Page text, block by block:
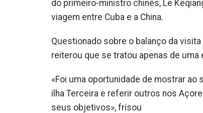
do primeiro-ministro chinês, Le
viagem entre Cuba e a China.
Questionado sobre o balanço da
reiterou que se tratou apenas de uma
«Foi uma oportunidade de mostrar
ilha Terceira e referir outros nos
seus objetivos», frisou